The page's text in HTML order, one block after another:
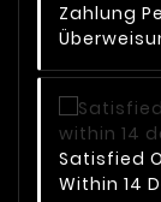
Zahlung
Satisfied
Within 14